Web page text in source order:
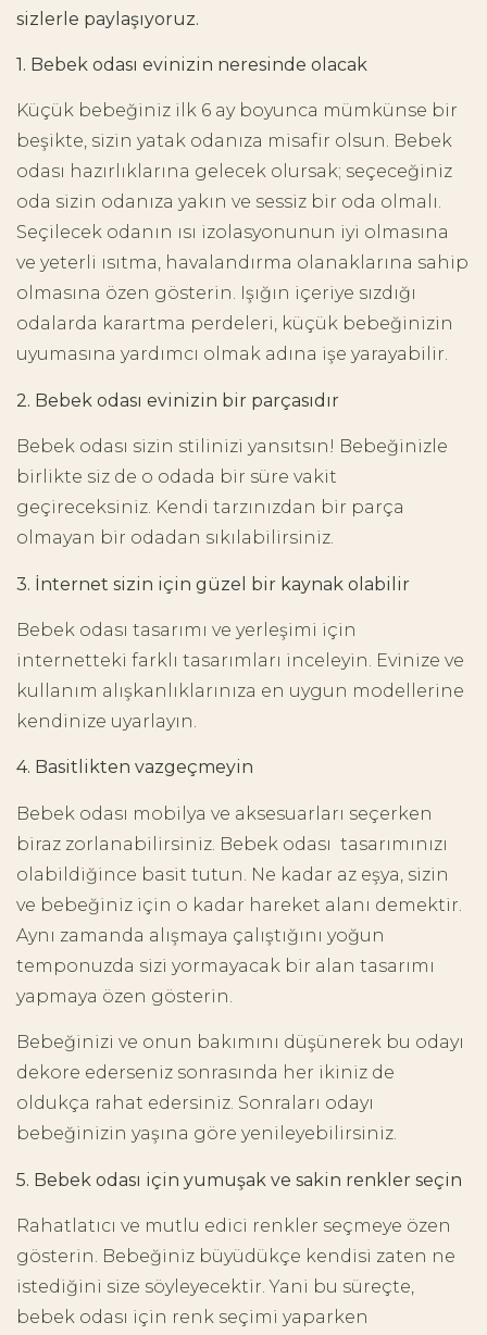
sizlerle paylaşıyoruz.
1. Bebek odası evinizin neresinde olacak
Küçük bebeğiniz ilk 6 ay boyunca mümkünse bir
beşikte, sizin yatak odanıza misafir olsun. Bebek
odası hazırlıklarına gelecek olursak; seçeceğiniz
oda sizin odanıza yakın ve sessiz bir oda olmalı.
Seçilecek odanın ısı izolasyonunun iyi olmasına
ve yeterli ısıtma, havalandırma olanaklarına sahip
olmasına özen gösterin. Işığın içeriye sızdığı
odalarda karartma perdeleri, küçük bebeğinizin
uyumasına yardımcı olmak adına işe yarayabilir.
2. Bebek odası evinizin bir parçasıdır
Bebek odası sizin stilinizi yansıtsın! Bebeğinizle
birlikte siz de o odada bir süre vakit
geçireceksiniz. Kendi tarzınızdan bir parça
olmayan bir odadan sıkılabilirsiniz.
3. İnternet sizin için güzel bir kaynak olabilir
Bebek odası tasarımı ve yerleşimi için
internetteki farklı tasarımları inceleyin. Evinize ve
kullanım alışkanlıklarınıza en uygun modellerine
kendinize uyarlayın.
4. Basitlikten vazgeçmeyin
Bebek odası mobilya ve aksesuarları seçerken
biraz zorlanabilirsiniz. Bebek odası tasarımınızı
olabildiğince basit tutun. Ne kadar az eşya, sizin
ve bebeğiniz için o kadar hareket alanı demektir.
Aynı zamanda alışmaya çalıştığını yoğun
temponuzda sizi yormayacak bir alan tasarımı
yapmaya özen gösterin.
Bebeğinizi ve onun bakımını düşünerek bu odayı
dekore ederseniz sonrasında her ikiniz de
oldukça rahat edersiniz. Sonraları odayı
bebeğinizin yaşına göre yenileyebilirsiniz.
5. Bebek odası için yumuşak ve sakin renkler seçin
Rahatlatıcı ve mutlu edici renkler seçmeye özen
gösterin. Bebeğiniz büyüdükçe kendisi zaten ne
istediğini size söyleyecektir. Yani bu süreçte,
bebek odası için renk seçimi yaparken